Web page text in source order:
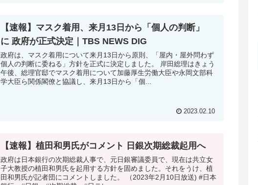
【速報】マスク着用、来月13日から「個人の判断」
に 政府が正式決定｜TBS NEWS DIG
政府は、マスク着用について来月13日から原則、「屋内・屋外問わず
個人の判断に委ねる」方針を正式に決定しました。 岸田総理はきょう
午後、総理官邸でマスク着用について加藤厚生労働大臣や永岡文部科
学大臣ら関係閣僚と協議し、来月13日から「個...
2023.02.10
【速報】植田和男氏がコメント 日銀次期総裁起用へ
政府は日本銀行の次期総裁人事で、元日銀審議委員で、現在は共立女
子大教授の植田和男氏を起用する方針を固めました。それをうけ、植
田和男氏が記者団にコメントしました。 （2023年2月10日放送) #日本